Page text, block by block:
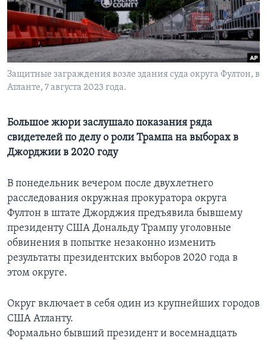
Learning English
СОЦИАЛЬНЫЕ СЕТИ
Защитные заграждения возле здания суда округа Фултон, в
Атланте, 7 августа 2023 года.
Большое жюри заслушало показания ряда
свидетелей по делу о роли Трампа на выборах в
Джорджии в 2020 году
В понедельник вечером после двухлетнего
расследования окружная прокуратора округа
Фултон в штате Джорджия предъявила бывшему
президенту США Дональду Трампу уголовные
обвинения в попытке незаконно изменить
результаты президентских выборов 2020 года в
этом округе.
Округ включает в себя один из крупнейших городов
США Атланту.
Формально бывший президент и восемнадцать